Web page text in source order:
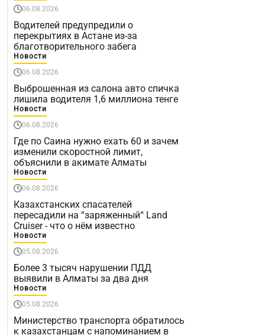
06.08.2026
Водителей предупредили о
перекрытиях в Астане из-за
благотворительного забега
Новости
06.08.2026
Выброшенная из салона авто спичка
лишила водителя 1,6 миллиона тенге
Новости
06.08.2026
Где по Саина нужно ехать 60 и зачем
изменили скоростной лимит,
объяснили в акимате Алматы
Новости
06.08.2026
Казахстанских спасателей
пересадили на “заряженный“ Land
Cruiser - что о нём известно
Новости
05.08.2026
Более 3 тысяч нарушении ПДД
выявили в Алматы за два дня
Новости
05.08.2026
Министерство транспорта обратилось
к казахстанцам с напоминанием в